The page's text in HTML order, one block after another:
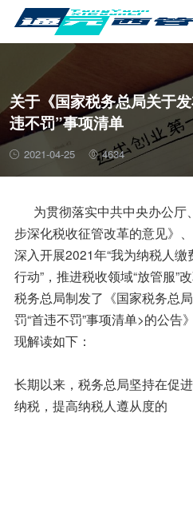
资质许可
关于《国家税务总局关于
违不罚”事项清单
2021-04-25 4634
为贯彻落实中共中央办公厅
步深化税收征管改革的意见》
深入开展2021年“我为纳税人
行动”，推进税收领域“放管服”
税务总局制发了《国家税务总
罚“首违不罚”事项清单>的公告
现解读如下：
长期以来，税务总局坚持在促
纳税，提高纳税人遵从度的